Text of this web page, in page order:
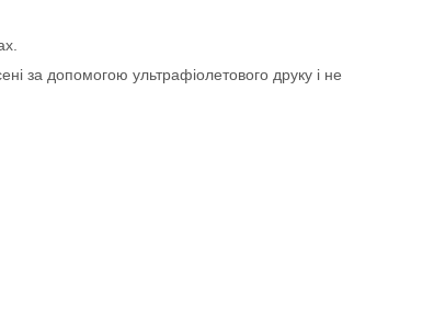
за допомогою ультрафіолетового друку і не